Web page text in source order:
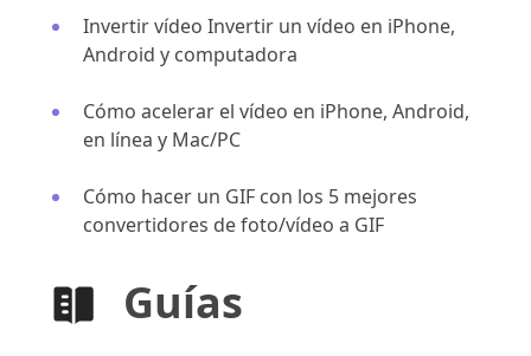
Invertir vídeo Invertir un vídeo en iPhone,
Android y computadora
Cómo acelerar el vídeo en iPhone, Android,
en línea y Mac/PC
Cómo hacer un GIF con los 5 mejores
convertidores de foto/vídeo a GIF
Guías